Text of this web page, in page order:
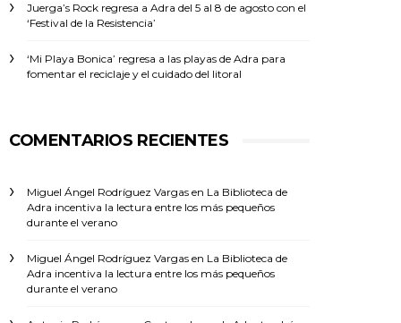
Juerga’s Rock regresa a Adra del 5 al 8 de agosto con el
‘Festival de la Resistencia’
‘Mi Playa Bonica’ regresa a las playas de Adra para
fomentar el reciclaje y el cuidado del litoral
COMENTARIOS RECIENTES
Miguel Ángel Rodríguez Vargas en La Biblioteca de
Adra incentiva la lectura entre los más pequeños
durante el verano
Miguel Ángel Rodríguez Vargas en La Biblioteca de
Adra incentiva la lectura entre los más pequeños
durante el verano